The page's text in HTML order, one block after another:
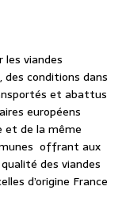
les viandes
conditions dans
et abattus
européens
et de la même
offrant aux
des viandes
d’origine France